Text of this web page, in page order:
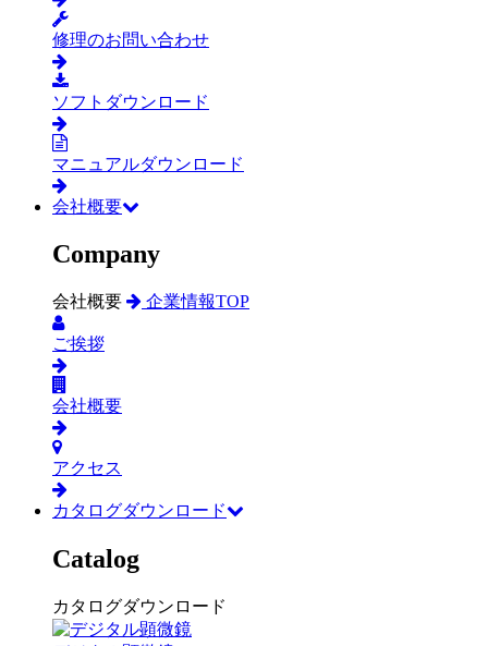
修理のお問い合わせ
ソフトダウンロード
マニュアルダウンロード
会社概要
Company
会社概要 企業情報TOP
ご挨拶
会社概要
アクセス
カタログダウンロード
Catalog
カタログダウンロード